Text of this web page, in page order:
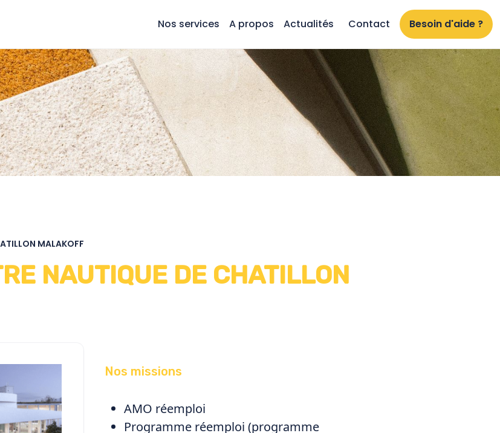
Nos services A propos Actualités Contact Besoin d'aide ?
MALAKOFF
NAUTIQUE DE CHATILLON
Nos missions
AMO réemploi
Programme réemploi (programme